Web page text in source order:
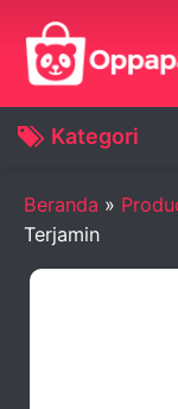
Kategori
Beranda »
Terjamin